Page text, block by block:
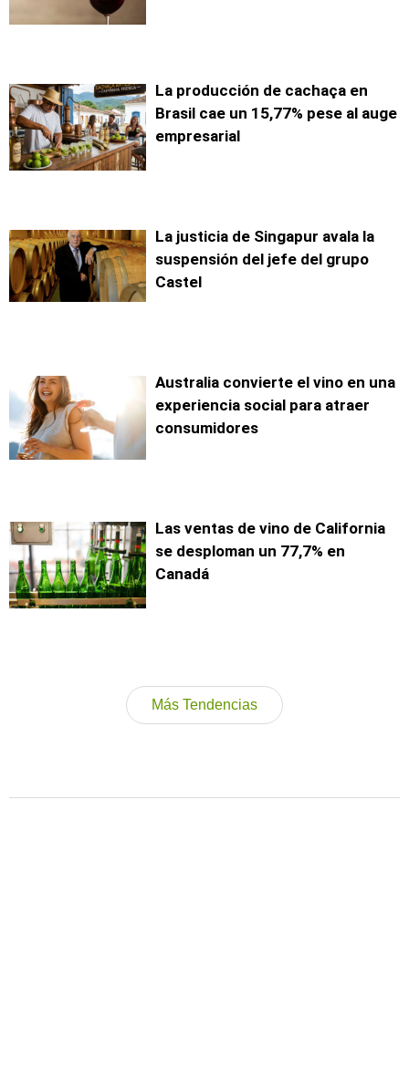
La producción de cachaça en
Brasil cae un 15,77% pese al auge
empresarial
La justicia de Singapur avala la
suspensión del jefe del grupo
Castel
Australia convierte el vino en una
experiencia social para atraer
consumidores
Las ventas de vino de California
se desploman un 77,7% en
Canadá
Más Tendencias